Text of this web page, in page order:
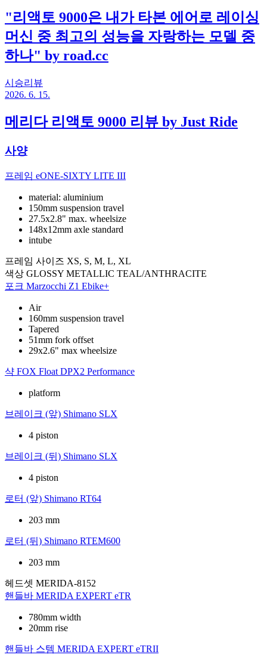
"리액토 9000은 내가 타본 에어로 레이싱
머신 중 최고의 성능을 자랑하는 모델 중
하나" by road.cc
시승리뷰
2026. 6. 15.
메리다 리액토 9000 리뷰 by Just Ride
사양
프레임 eONE-SIXTY LITE III
material: aluminium
150mm suspension travel
27.5x2.8" max. wheelsize
148x12mm axle standard
intube
프레임 사이즈 XS, S, M, L, XL
색상 GLOSSY METALLIC TEAL/ANTHRACITE
포크 Marzocchi Z1 Ebike+
Air
160mm suspension travel
Tapered
51mm fork offset
29x2.6" max wheelsize
샥 FOX Float DPX2 Performance
platform
브레이크 (앞) Shimano SLX
4 piston
브레이크 (뒤) Shimano SLX
4 piston
로터 (앞) Shimano RT64
203 mm
로터 (뒤) Shimano RTEM600
203 mm
헤드셋 MERIDA-8152
핸들바 MERIDA EXPERT eTR
780mm width
20mm rise
핸들바 스템 MERIDA EXPERT eTRII